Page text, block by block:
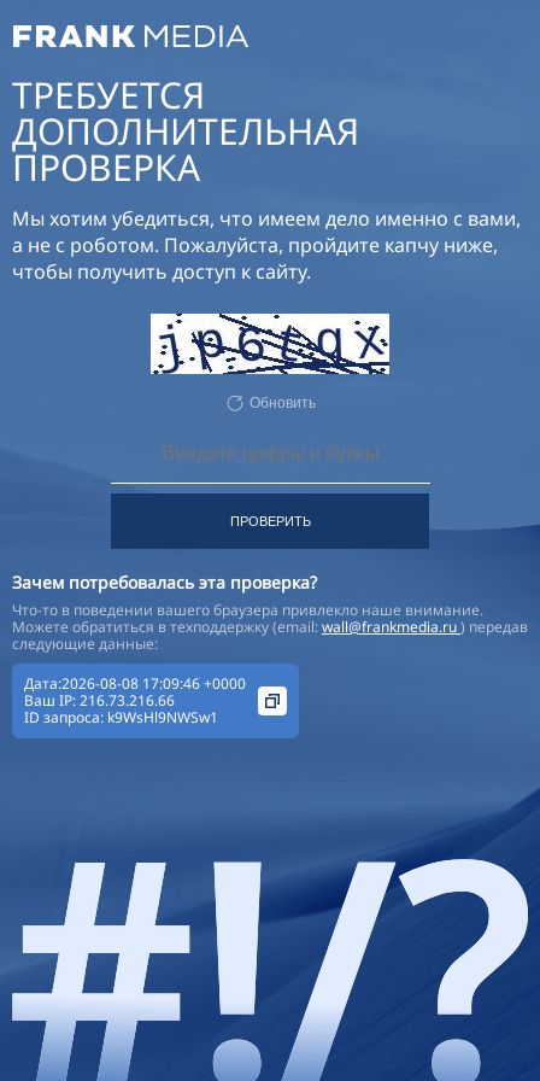
ТРЕБУЕТСЯ
ДОПОЛНИТЕЛЬНАЯ
ПРОВЕРКА
Мы хотим убедиться, что имеем дело именно с вами,
а не с роботом. Пожалуйста, пройдите капчу ниже,
чтобы получить доступ к сайту.
Обновить
ПРОВЕРИТЬ
Зачем потребовалась эта проверка?
Что-то в поведении вашего браузера привлекло наше внимание.
Можете обратиться в техподдержку (email:wall@frankmedia.ru) передав
следующие данные:
Дата:2026-08-08 17:09:46 +0000
Ваш IP:216.73.216.66
ID запроса: k9WsHl9NWSw1